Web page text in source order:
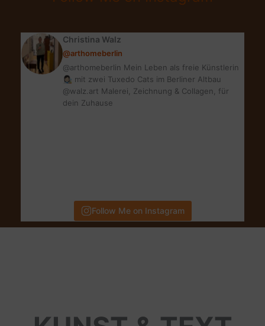
Christina Walz
@arthomeberlin
@arthomeberlin Mein Leben als freie Künstlerin
👩🏻‍🎨 mit zwei Tuxedo Cats im Berliner Altbau
@walz.art Malerei, Zeichnung & Collagen, für
dein Zuhause
Follow Me on Instagram